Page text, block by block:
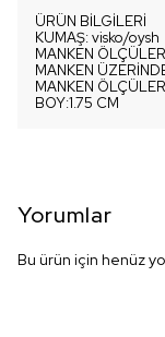
ÜRÜN BİLGİLERİ
KUMAŞ: visko/oysh
MANKEN
MANKEN
MANKEN
BOY:1.75 CM
Yorumlar
Bu ürün için henüz